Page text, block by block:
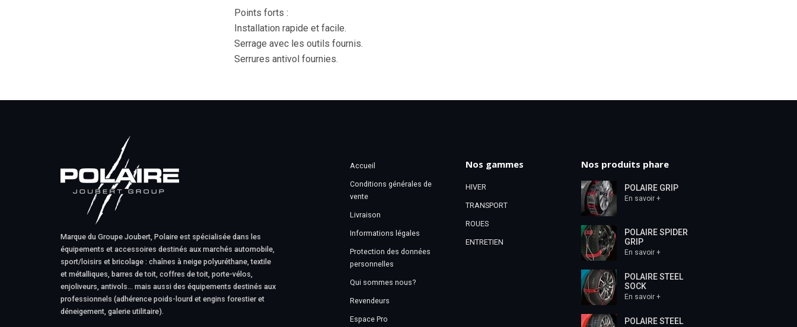
Points forts :
Installation rapide et facile.
Serrage avec les outils fournis.
Serrures antivol fournies.
Marque du Groupe Joubert, Polaire est spécialisée dans les
équipements et accessoires destinés aux marchés automobile,
sport/loisirs et bricolage : chaînes à neige polyuréthane, textile
et métalliques, barres de toit, coffres de toit, porte-vélos,
enjoliveurs, antivols… mais aussi des équipements destinés aux
professionnels (adhérence poids-lourd et engins forestier et
déneigement, galerie utilitaire).
Accueil
Conditions générales de
vente
Livraison
Informations légales
Protection des données
personnelles
Qui sommes nous?
Revendeurs
Espace Pro
Nos gammes
HIVER
TRANSPORT
ROUES
ENTRETIEN
Nos produits phare
POLAIRE GRIP
En savoir +
POLAIRE SPIDER
GRIP
En savoir +
POLAIRE STEEL
SOCK
En savoir +
POLAIRE STEEL